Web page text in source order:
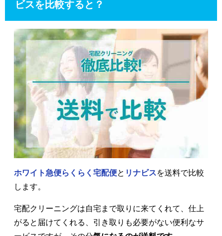
ビスを比較すると？
ホワイト急便らくらく宅配便と リナビスを送料で比較
します。
宅配クリーニングは自宅まで取りに来てくれて、仕上
がると届けてくれる、引き取りも必要がない便利なサ